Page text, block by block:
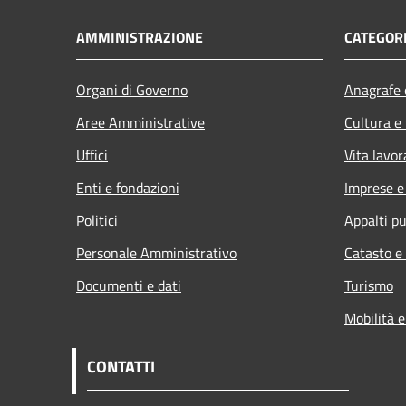
AMMINISTRAZIONE
Organi di Governo
Aree Amministrative
Uffici
Enti e fondazioni
Politici
Personale Amministrativo
Documenti e dati
Cultura
Vita
Imprese
Appalti
Catasto
Turismo
Mobilità
CONTATTI